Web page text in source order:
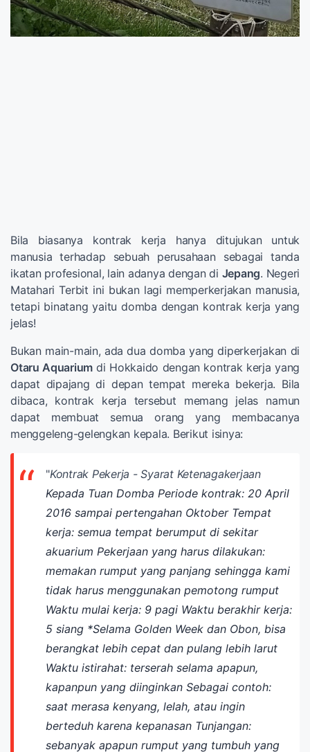
Bila biasanya kontrak kerja hanya ditujukan untuk
manusia terhadap sebuah perusahaan sebagai tanda
ikatan profesional, lain adanya dengan di Jepang. Negeri
Matahari Terbit ini bukan lagi memperkerjakan manusia,
tetapi binatang yaitu domba dengan kontrak kerja yang
jelas!
Bukan main-main, ada dua domba yang diperkerjakan di
Otaru Aquarium di Hokkaido dengan kontrak kerja yang
dapat dipajang di depan tempat mereka bekerja. Bila
dibaca, kontrak kerja tersebut memang jelas namun
dapat membuat semua orang yang membacanya
menggeleng-gelengkan kepala. Berikut isinya:
"Kontrak Pekerja - Syarat Ketenagakerjaan
Kepada Tuan Domba Periode kontrak: 20 April
2016 sampai pertengahan Oktober Tempat
kerja: semua tempat berumput di sekitar
akuarium Pekerjaan yang harus dilakukan:
memakan rumput yang panjang sehingga kami
tidak harus menggunakan pemotong rumput
Waktu mulai kerja: 9 pagi Waktu berakhir kerja:
5 siang *Selama Golden Week dan Obon, bisa
berangkat lebih cepat dan pulang lebih larut
Waktu istirahat: terserah selama apapun,
kapanpun yang diinginkan Sebagai contoh:
saat merasa kenyang, lelah, atau ingin
berteduh karena kepanasan Tunjangan:
sebanyak apapun rumput yang tumbuh yang